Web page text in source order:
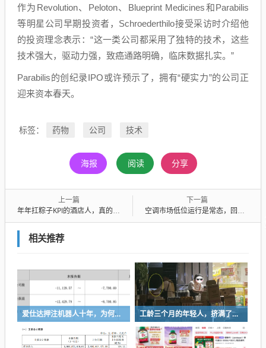
作为Revolution、Peloton、Blueprint Medicines和Parabilis
等明星公司早期投资者，Schroederthilo接受采访时介绍他
的投资理念表示：“这一类公司都采用了独特的技术，这些
技术强大，驱动力强，致癌通路明确，临床数据扎实。”
Parabilis的创纪录IPO或许预示了，拥有“硬实力”的公司正
迎来资本春天。
标签： 药物 公司 技术
海报 阅读 分享
上一篇
年年扛粽子KPI的酒店人，真的不必这么累
下一篇
空调市场低位运行是常态，回到高增长状态已无可能
相关推荐
爱仕达押注机器人十年，为何陷入亏损困局？ 工龄三个月的年轻人，挤满了折扣零食店